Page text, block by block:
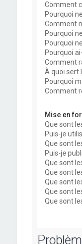
Comment
Pourquoi
Comment
Pourquoi
Pourquoi
Pourquoi
Comment
À quoi sert
Pourquoi
Comment
Mise en
Que sont
Puis-je
Que sont
Puis-je
Que sont
Que sont
Que sont
Que sont
Que sont